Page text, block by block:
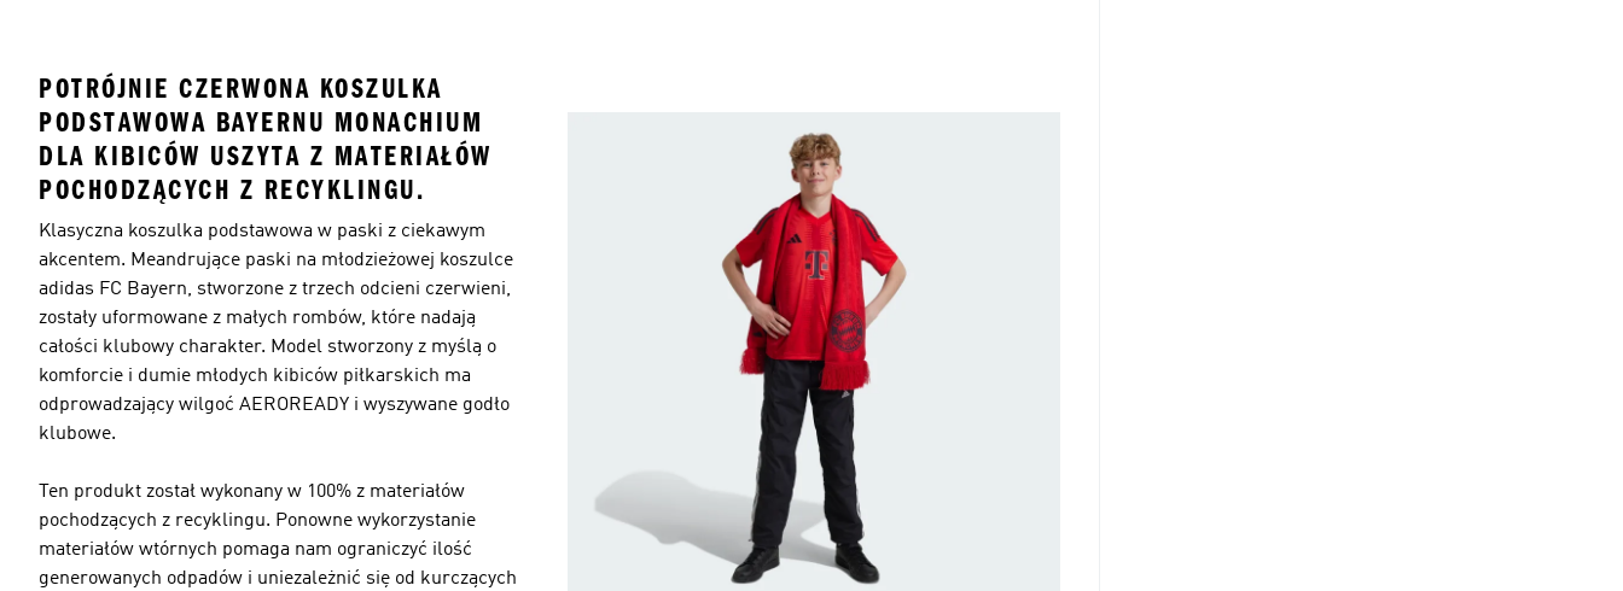
POTRÓJNIE CZERWONA KOSZULKA
PODSTAWOWA BAYERNU MONACHIUM
DLA KIBICÓW USZYTA Z MATERIAŁÓW
POCHODZĄCYCH Z RECYKLINGU.
Klasyczna koszulka podstawowa w paski z ciekawym
akcentem. Meandrujące paski na młodzieżowej koszulce
adidas FC Bayern, stworzone z trzech odcieni czerwieni,
zostały uformowane z małych rombów, które nadają
całości klubowy charakter. Model stworzony z myślą o
komforcie i dumie młodych kibiców piłkarskich ma
odprowadzający wilgoć AEROREADY i wyszywane godło
klubowe.
Ten produkt został wykonany w 100% z materiałów
pochodzących z recyklingu. Ponowne wykorzystanie
materiałów wtórnych pomaga nam ograniczyć ilość
generowanych odpadów i uniezależnić się od kurczących